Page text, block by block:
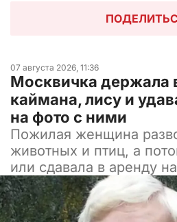
07 августа 2026, 11:36
Москвичка держала
каймана, лису и
на фото с ними
Пожилая женщина
животных и птиц, а
или сдавала в аренду